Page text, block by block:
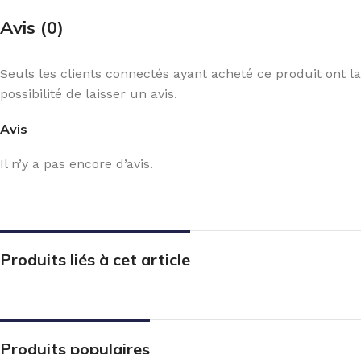
Avis (0)
Avis
Il n’y a pas encore d’avis.
Seuls les clients connectés ayant acheté ce produit ont la
possibilité de laisser un avis.
Produits liés à cet article
Produits populaires